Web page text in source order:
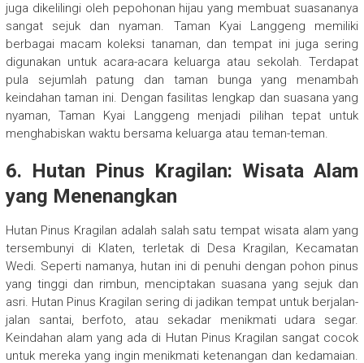
juga dikelilingi oleh pepohonan hijau yang membuat suasananya
sangat sejuk dan nyaman. Taman Kyai Langgeng memiliki
berbagai macam koleksi tanaman, dan tempat ini juga sering
digunakan untuk acara-acara keluarga atau sekolah. Terdapat
pula sejumlah patung dan taman bunga yang menambah
keindahan taman ini. Dengan fasilitas lengkap dan suasana yang
nyaman, Taman Kyai Langgeng menjadi pilihan tepat untuk
menghabiskan waktu bersama keluarga atau teman-teman.
6. Hutan Pinus Kragilan: Wisata Alam
yang Menenangkan
Hutan Pinus Kragilan adalah salah satu tempat wisata alam yang
tersembunyi di Klaten, terletak di Desa Kragilan, Kecamatan
Wedi. Seperti namanya, hutan ini di penuhi dengan pohon pinus
yang tinggi dan rimbun, menciptakan suasana yang sejuk dan
asri. Hutan Pinus Kragilan sering di jadikan tempat untuk berjalan-
jalan santai, berfoto, atau sekadar menikmati udara segar.
Keindahan alam yang ada di Hutan Pinus Kragilan sangat cocok
untuk mereka yang ingin menikmati ketenangan dan kedamaian.